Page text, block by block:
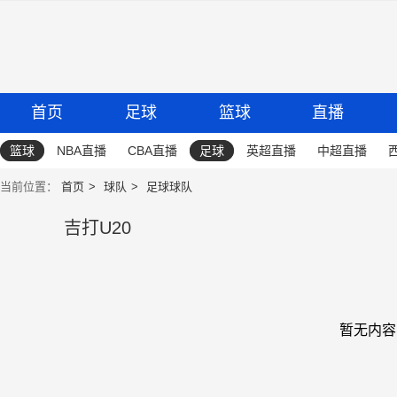
首页 足球 篮球 直播
篮球 NBA直播 CBA直播 足球 英超直播 中超直播
当前位置： 首页 球队 足球球队
吉打U20
暂无内容